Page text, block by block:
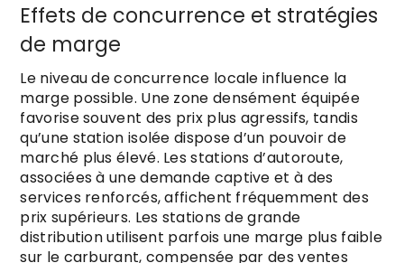
Effets de concurrence et stratégies
de marge
Le niveau de concurrence locale influence la
marge possible. Une zone densément équipée
favorise souvent des prix plus agressifs, tandis
qu’une station isolée dispose d’un pouvoir de
marché plus élevé. Les stations d’autoroute,
associées à une demande captive et à des
services renforcés, affichent fréquemment des
prix supérieurs. Les stations de grande
distribution utilisent parfois une marge plus faible
sur le carburant, compensée par des ventes